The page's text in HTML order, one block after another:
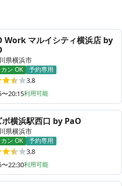
ース）
Work マルイシティ横浜店 by
県横浜市
ン OK 予約専用
3.8
〜20:15利用可能
ボ横浜駅西口 by PaO
県横浜市
ン OK 予約専用
3.8
22:30利用可能